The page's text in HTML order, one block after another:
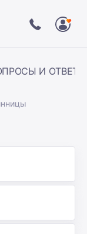
И ОТВЕТЫ